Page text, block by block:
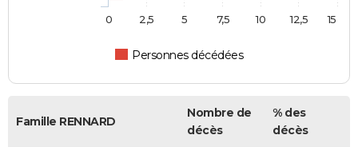
Personnes décédées
0 2,5 5 7,5 10 12,5 15
Famille RENNARD
Nombre de
décès
% des
décès